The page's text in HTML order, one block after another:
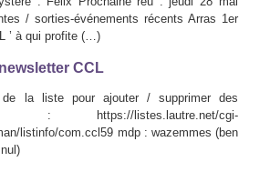
/ sorties-événements récents Arras 1er
’ à qui profite (…)
CCL
de la liste pour ajouter / supprimer des
: https://listes.lautre.net/cgi-
listinfo/com.ccl59 mdp : wazemmes (ben